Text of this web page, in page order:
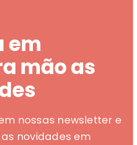
em
mão as
nossas newsletter e
novidades em